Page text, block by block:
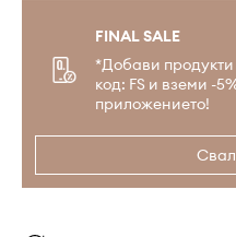
FINAL SALE
*Добави продукти
код: FS и вземи -
приложението!